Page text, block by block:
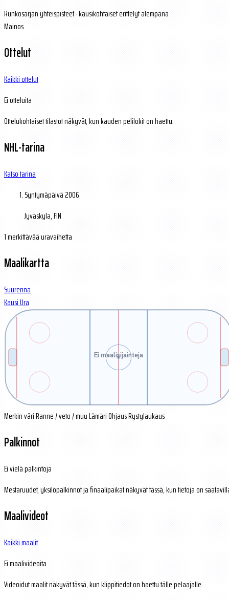
Runkosarjan yhteispisteet · kausikohtaiset erittelyt alempana
Mainos
Ottelut
Kaikki ottelut
Ei otteluita
Ottelukohtaiset tilastot näkyvät, kun kauden pelilokit on haettu.
NHL-tarina
Katso tarina
Syntymäpäivä2006
Jyvaskyla, FIN
1 merkittävää uravaihetta
Maalikartta
Suurenna
KausiUra
Ei maalisijainteja
Merkin väriRanne / veto / muuLämäriOhjausRystylaukaus
Palkinnot
Ei vielä palkintoja
Mestaruudet, yksilöpalkinnot ja finaalipaikat näkyvät tässä, kun tietoja on
Maalivideot
Kaikki maalit
Ei maalivideoita
Videoidut maalit näkyvät tässä, kun klippitiedot on haettu tälle pelaajalle.